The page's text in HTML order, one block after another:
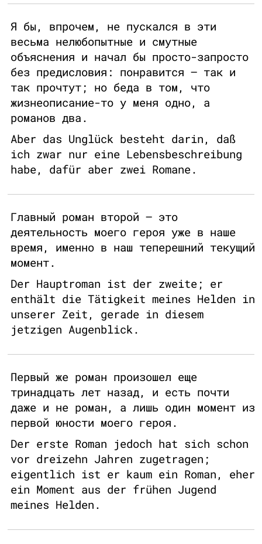
Я бы, впрочем, не пускался в эти
весьма нелюбопытные и смутные
объяснения и начал бы просто-запросто
без предисловия: понравится – так и
так прочтут; но беда в том, что
жизнеописание-то у меня одно, а
романов два.
Aber das Unglück besteht darin, daß
ich zwar nur eine Lebensbeschreibung
habe, dafür aber zwei Romane.
Главный роман второй – это
деятельность моего героя уже в наше
время, именно в наш теперешний текущий
момент.
Der Hauptroman ist der zweite; er
enthält die Tätigkeit meines Helden in
unserer Zeit, gerade in diesem
jetzigen Augenblick.
Первый же роман произошел еще
тринадцать лет назад, и есть почти
даже и не роман, а лишь один момент из
первой юности моего героя.
Der erste Roman jedoch hat sich schon
vor dreizehn Jahren zugetragen;
eigentlich ist er kaum ein Roman, eher
ein Moment aus der frühen Jugend
meines Helden.